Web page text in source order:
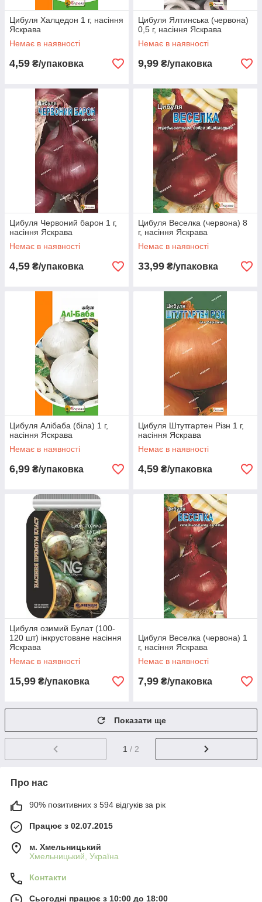
Цибуля Халцедон 1 г, насіння
Яскрава
Немає в наявності
4,59 ₴/упаковка
Цибуля Ялтинська (червона)
0,5 г, насіння Яскрава
Немає в наявності
9,99 ₴/упаковка
Цибуля Червоний барон 1 г,
насіння Яскрава
Немає в наявності
4,59 ₴/упаковка
Цибуля Веселка (червона) 8
г, насіння Яскрава
Немає в наявності
33,99 ₴/упаковка
Цибуля Алібаба (біла) 1 г,
насіння Яскрава
Немає в наявності
6,99 ₴/упаковка
Цибуля Штутгартен Різн 1 г,
насіння Яскрава
Немає в наявності
4,59 ₴/упаковка
Цибуля озимий Булат (100-
120 шт) інкрустоване насіння
Яскрава
Немає в наявності
15,99 ₴/упаковка
Цибуля Веселка (червона) 1
г, насіння Яскрава
Немає в наявності
7,99 ₴/упаковка
Показати ще
1 / 2
Про нас
90% позитивних з 594 відгуків за рік
Працює з 02.07.2015
м. Хмельницький
Хмельницький, Україна
Контакти
Сьогодні працює з 10:00 до 18:00